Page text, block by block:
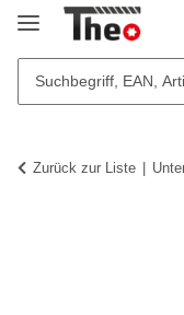
Zurück zur Liste